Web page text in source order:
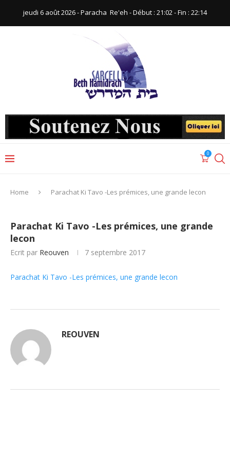
jeudi 6 août 2026 - Paracha ‪ Re'eh‬ - Début : 21:02‬ - Fin : ‪22:14‬
0
Home Parachat Ki Tavo -Les prémices, une grande lecon
Parachat Ki Tavo -Les prémices, une grande
lecon
Ecrit par Reouven 7 septembre 2017
Parachat Ki Tavo -Les prémices, une grande lecon
REOUVEN